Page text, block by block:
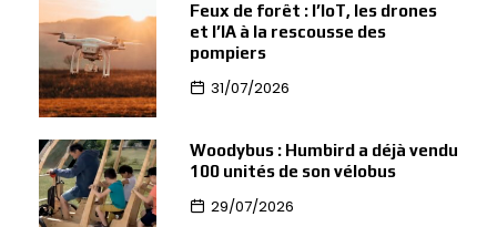
Feux de forêt : l’IoT, les drones
et l’IA à la rescousse des
pompiers
31/07/2026
Woodybus : Humbird a déjà vendu
100 unités de son vélobus
29/07/2026